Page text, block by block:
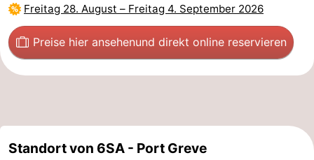
Oosterschelde
Burgh
Haamstede
-
Natur
Kop
Walcheren
-
Freitag 28. August – Freitag 4. September 2026
Preise hier ansehenund direkt online reservieren
Standort von 6SA - Port Greve